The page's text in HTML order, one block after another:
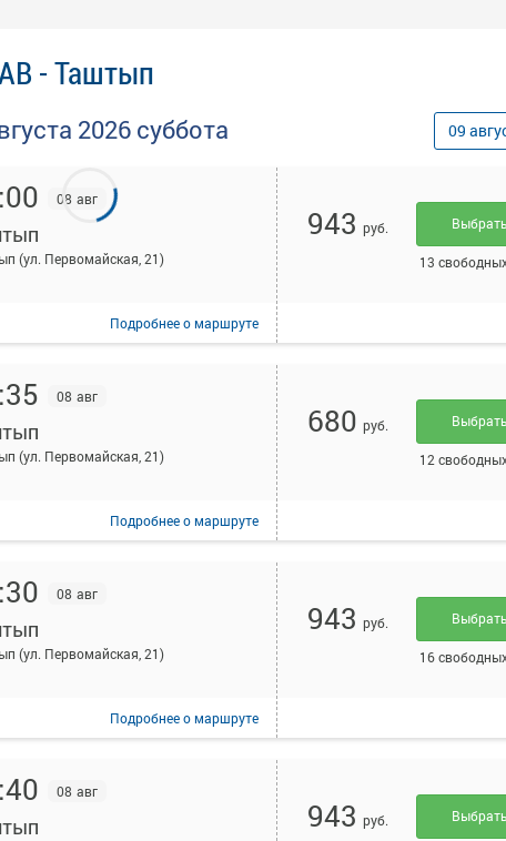
- Таштып
2026 суббота 09
08 авг
(ул. Первомайская, 21)
Подробнеео маршруте
943 руб. Выбрать
13
08 авг
(ул. Первомайская, 21)
Подробнеео маршруте
680 руб. Выбрать
12
08 авг
(ул. Первомайская, 21)
Подробнеео маршруте
943 руб. Выбрать
16
08 авг
943 руб. Выбрать